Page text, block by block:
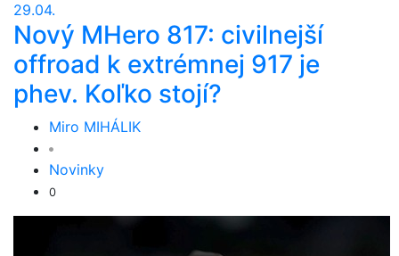
29.04.
Nový MHero 817: civilnejší
offroad k extrémnej 917 je
phev. Koľko stojí?
Miro MIHÁLIK
Novinky
0